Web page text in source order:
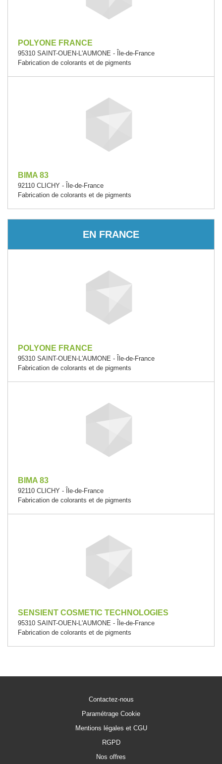
POLYONE FRANCE
95310 SAINT-OUEN-L'AUMONE - Île-de-France
Fabrication de colorants et de pigments
BIMA 83
92110 CLICHY - Île-de-France
Fabrication de colorants et de pigments
EN FRANCE
POLYONE FRANCE
95310 SAINT-OUEN-L'AUMONE - Île-de-France
Fabrication de colorants et de pigments
BIMA 83
92110 CLICHY - Île-de-France
Fabrication de colorants et de pigments
SENSIENT COSMETIC TECHNOLOGIES
95310 SAINT-OUEN-L'AUMONE - Île-de-France
Fabrication de colorants et de pigments
Contactez-nous
Paramétrage Cookie
Mentions légales et CGU
RGPD
Nos offres